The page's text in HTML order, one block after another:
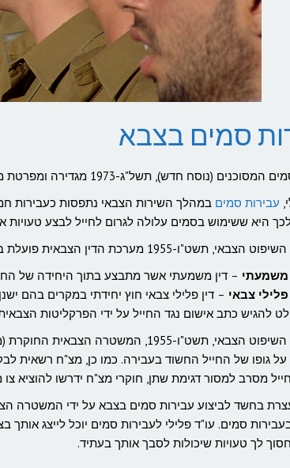
סמים בצבא
חדש), תשל"ג-1973 מגדירה ומפרטת מהם הסמים האסורים לשימוש עצמי, ייצור והפצה בישראל.
עבירות סמים במהלך השירות הצבאי נתפסות כעבירות
היא ששימוש בסמים עלולה לגרום לחייל לבצע טעויות
1955 מערכת הדין הצבאית פועלת ב – 2 מישורים עיקריים:
משמעתי – דין משמעתי אשר מתבצע בתוך היחידה של
פלילי צבאי – דין פלילי צבאי חוץ יחידתי במקרים בהם
להגיש כתב אישום נגד החייל על ידי הפרקליטות
על פי חוק השיפוט הצבאי, תשט"ו-1955,
על גופו של החייל החשוד בעבירה. כמו כן, מצ"ח רשאית
מסרב למסור דגימת שתן, חוקרי מצ"ח ידרשו להוציא
בחשד לביצוע עבירות סמים בצבא על ידי המשטרה
סמים. עו"ד פלילי לעבירות סמים יוכל לייצג
לך טעויות שיכולות לסבך אותך בעתיד.